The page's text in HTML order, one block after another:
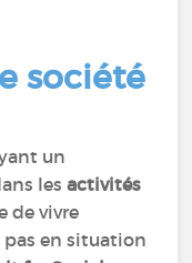
société
un
les activités
de vivre
en situation